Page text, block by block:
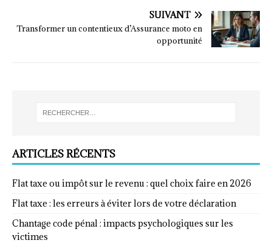
SUIVANT
Transformer un contentieux d’Assurance moto en
opportunité
ARTICLES RÉCENTS
Flat taxe ou impôt sur le revenu : quel choix faire en 2026
Flat taxe : les erreurs à éviter lors de votre déclaration
Chantage code pénal : impacts psychologiques sur les
victimes